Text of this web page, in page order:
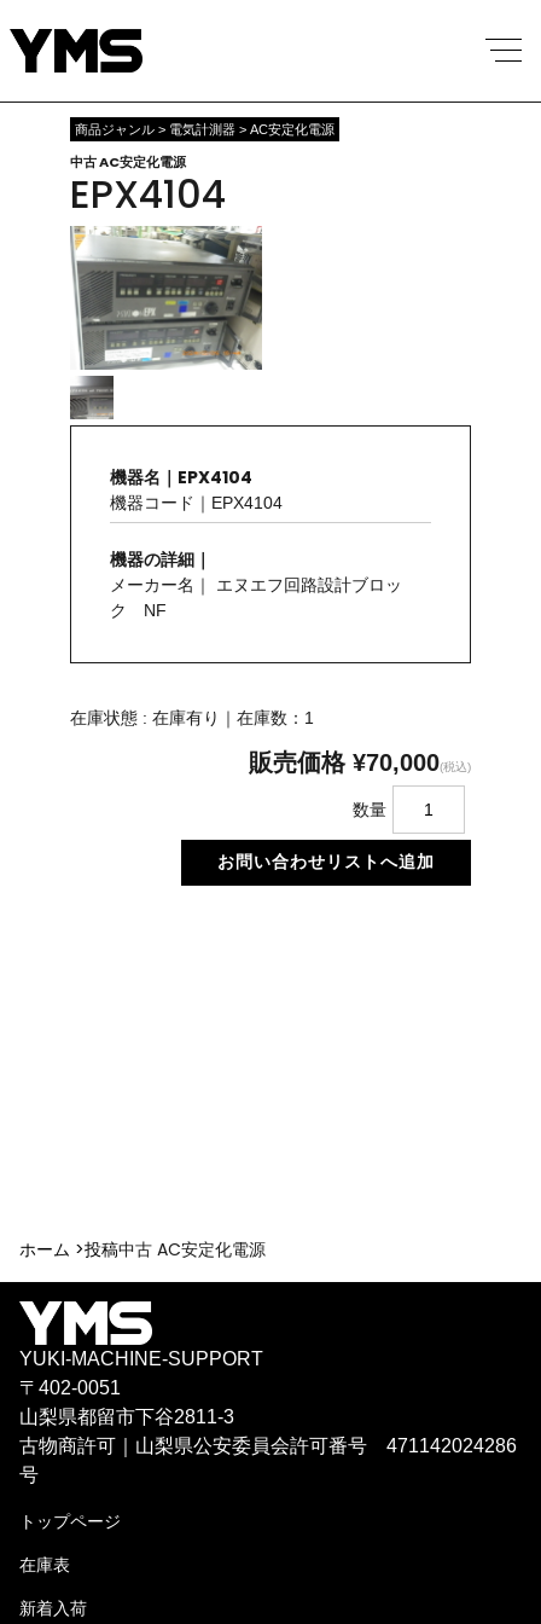
商品ジャンル > 電気計測器 > AC安定化電源
中古 AC安定化電源
EPX4104
機器名｜EPX4104
機器コード｜EPX4104
機器の詳細｜
メーカー名｜ エヌエフ回路設計ブロッ
ク NF
在庫状態 : 在庫有り｜在庫数：1
販売価格 ¥70,000(税込)
数量
ホーム >投稿中古 AC安定化電源
YUKI-MACHINE-SUPPORT
〒402-0051
山梨県都留市下谷2811-3
古物商許可｜山梨県公安委員会許可番号 471142024286
号
トップページ
在庫表
新着入荷